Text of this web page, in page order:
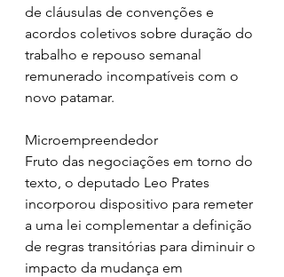
de cláusulas de convenções e
acordos coletivos sobre duração do
trabalho e repouso semanal
remunerado incompatíveis com o
novo patamar.
Microempreendedor
Fruto das negociações em torno do
texto, o deputado Leo Prates
incorporou dispositivo para remeter
a uma lei complementar a definição
de regras transitórias para diminuir o
impacto da mudança em